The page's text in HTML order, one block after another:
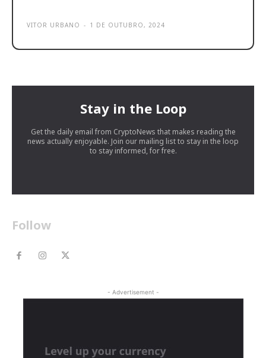
VITOR URBANO - 1 DE OUTUBRO, 2024
Stay in the Loop
Get the daily email from CryptoNews that makes reading the
news actually enjoyable. Join our mailing list to stay in the loop
to stay informed, for free.
Follow
- Advertisement -